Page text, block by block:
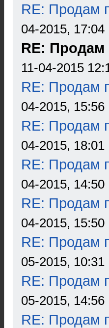
RE: Продам
04-2015, 17:04
RE: Продам
11-04-2015
RE: Продам
04-2015, 15:56
RE: Продам
04-2015, 18:01
RE: Продам
04-2015, 14:50
RE: Продам
04-2015, 15:50
RE: Продам
05-2015, 10:31
RE: Продам
05-2015, 14:56
RE: Продам